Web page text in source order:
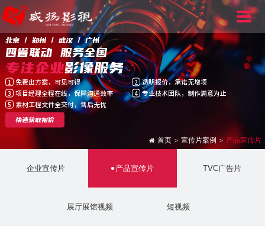
北京 / 郑州 / 武汉 / 广州
四省联动 服务全国
专注企业影像服务
1 免费出方案，可见可得 2 透明报价，承诺无增项
3 项目经理全程在线，保障沟通效率 4 专业技术团队，制作满意为止
5 素材工程文件全交付，售后无忧
快速获取报价
首页 > 宣传片案例> 产品宣传片
企业宣传片 产品宣传片 TVC广告片
展厅展馆视频 短视频